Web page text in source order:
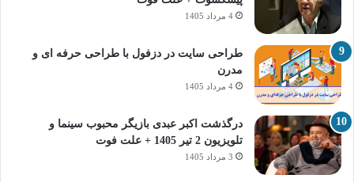
4 مرداد 1405
طراحی سایت در دزفول با طراحی حرفه‌ ای و
مدرن
4 مرداد 1405
درگذشت اکبر عبدی بازیگر محبوب سینما و
تلویزیون 2 تیر 1405 + علت فوت
3 مرداد 1405